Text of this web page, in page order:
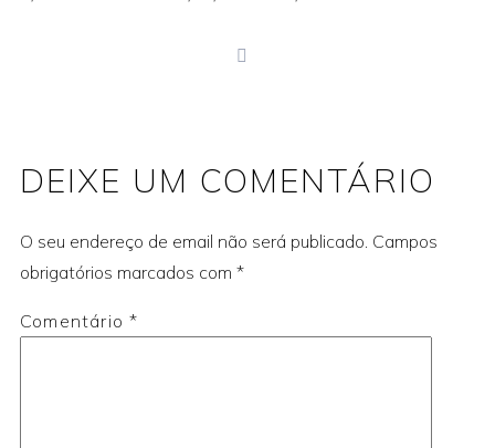
DEIXE UM COMENTÁRIO
O seu endereço de email não será publicado. Campos
obrigatórios marcados com *
Comentário*